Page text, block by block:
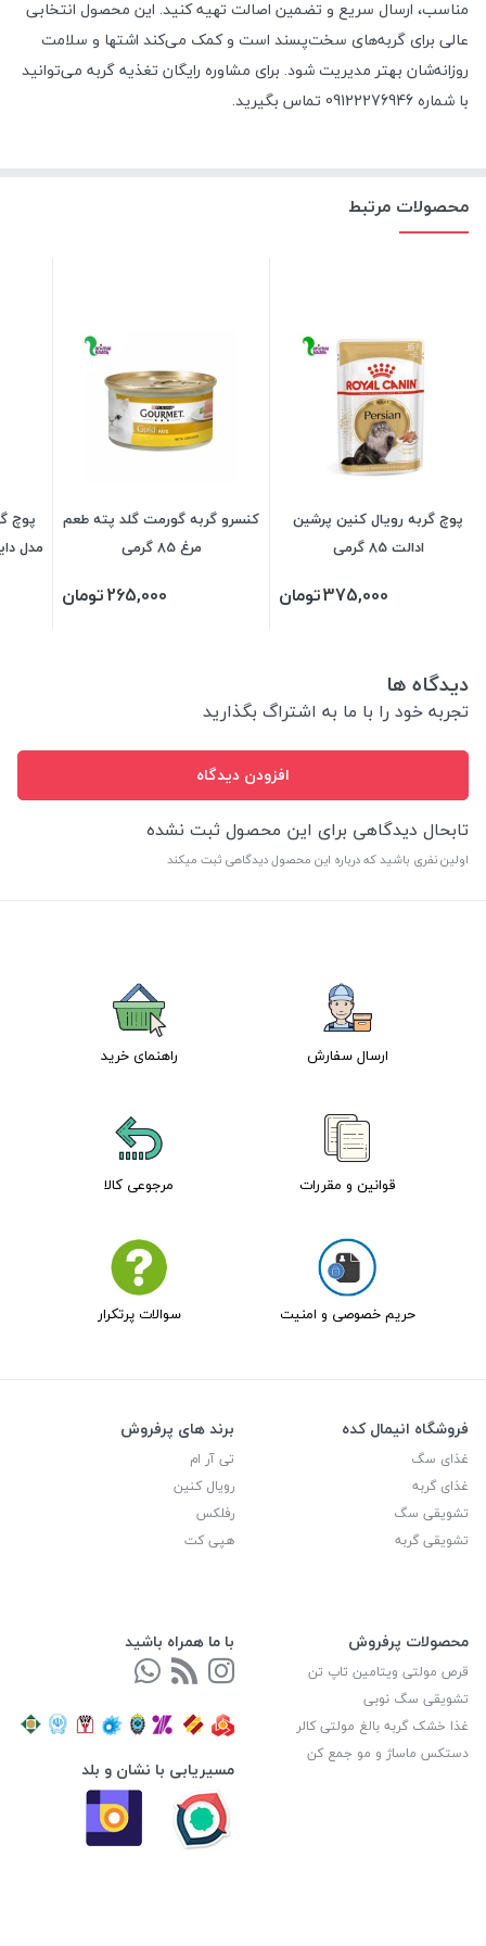
مناسب، ارسال سریع و تضمین اصالت تهیه کنید. این محصول انتخابی
عالی برای گربه‌های سخت‌پسند است و کمک می‌کند اشتها و سلامت
روزانه‌شان بهتر مدیریت شود. برای مشاوره رایگان تغذیه گربه می‌توانید
با شماره 09122276946 تماس بگیرید.
محصولات مرتبط
پوچ گربه رویال کنین پرشین
ادالت 85 گرمی
375,000تومان
کنسرو گربه گورمت گلد پته طعم
مرغ 85 گرمی
265,000تومان
پوچ
مدل
دیدگاه ها
تجربه خود را با ما به اشتراگ بگذارید
افزودن دیدگاه
تابحال دیدگاهی برای این محصول ثبت نشده
اولین نفری باشید که درباره این محصول دیدگاهی ثبت میکند
ارسال سفارش راهنمای خرید
قوانین و مقررات مرجوعی کالا
حریم خصوصی و امنیت سوالات پرتکرار
فروشگاه انیمال کده
غذای سگ
غذای گربه
تشویقی سگ
تشویقی گربه
برند های پرفروش
تی آر ام
رویال کنین
رفلکس
هپی کت
محصولات پرفروش
قرص مولتی ویتامین تاپ تن
تشویقی سگ نوبی
غذا خشک گربه بالغ مولتی کالر
دستکس ماساژ و مو جمع کن
با ما همراه باشید
مسیریابی با نشان و بلد